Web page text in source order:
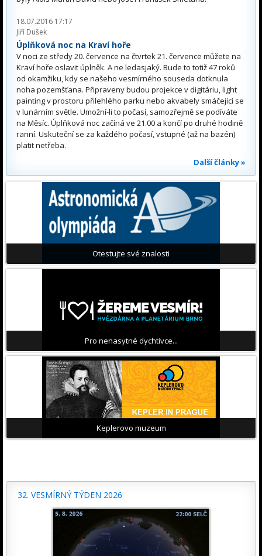
18.07.2016 17:17
Jiří Dušek
Úplňková noc na Kraví hoře
V noci ze středy 20. července na čtvrtek 21. července můžete na
Kraví hoře oslavit úplněk. A ne ledasjaký. Bude to totiž 47 roků
od okamžiku, kdy se našeho vesmírného souseda dotknula
noha pozemšťana. Připraveny budou projekce v digitáriu, light
painting v prostoru přilehlého parku nebo akvabely smáčející se
v lunárním světle. Umožní-li to počasí, samozřejmě se podíváte
na Měsíc. Úplňková noc začíná ve 21.00 a končí po druhé hodině
ranní. Uskuteční se za každého počasí, vstupné (až na bazén)
platit netřeba.
Další články »
Otestujte své znalosti
Pro nenasytné dychtivce...
Keplerovo muzeum
32. VESMÍRNÝ TÝDEN 2026